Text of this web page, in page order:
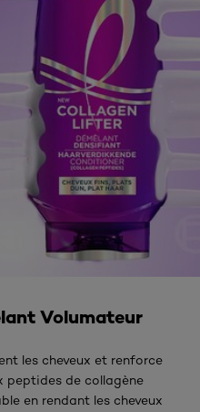
Volumateur
les cheveux et renforce
peptides de collagène
en rendant les cheveux